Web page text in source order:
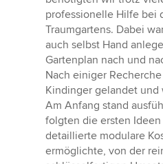
Sternen
professionelle Hilfe bei
Traumgartens. Dabei
auch selbst Hand
Gartenplan nach und
Nach einiger
Kindinger gelandet
Am Anfang stand
folgten die ersten
detaillierte modulare
ermöglichte, von der